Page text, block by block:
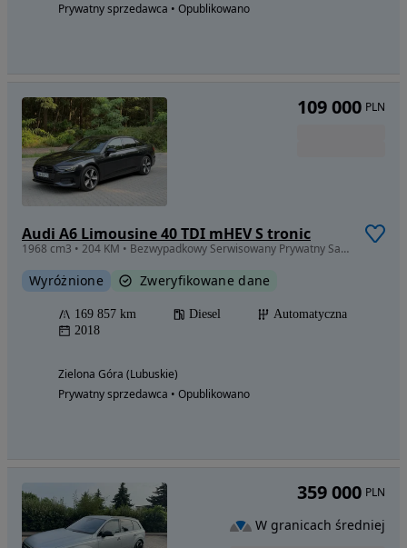
Prywatny sprzedawca • Opublikowano
Audi A6 Limousine 40 TDI mHEV S tronic
1968 cm3 • 204 KM • Bezwypadkowy Serwisowany Prywatny Salon PL Vat23% Black Sport Matrix
Wyróżnione Zweryfikowane dane
169 857 km Diesel
Automatyczna
2018
Zielona Góra (Lubuskie)
Prywatny sprzedawca • Opublikowano
109 000 PLN
359 000 PLN
W granicach średniej